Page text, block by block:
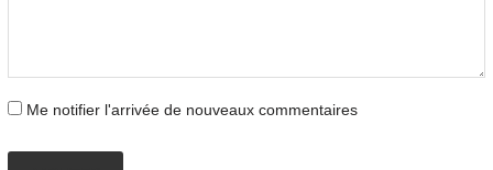
Me notifier l'arrivée de nouveaux commentaires